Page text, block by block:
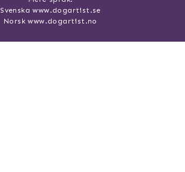
Svenska www.dogartist.se
Norsk www.dogartist.no